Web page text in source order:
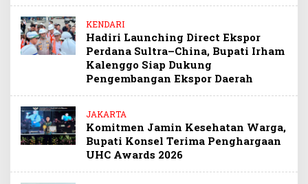
KENDARI
Hadiri Launching Direct Ekspor
Perdana Sultra–China, Bupati Irham
Kalenggo Siap Dukung
Pengembangan Ekspor Daerah
JAKARTA
Komitmen Jamin Kesehatan Warga,
Bupati Konsel Terima Penghargaan
UHC Awards 2026